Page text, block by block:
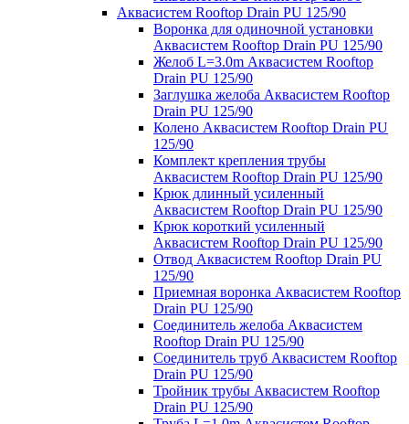
Аквасистем Rooftop Drain PU 125/90
Воронка для одиночной установки
Аквасистем Rooftop Drain PU 125/90
Желоб L=3.0m Аквасистем Rooftop
Drain PU 125/90
Заглушка желоба Аквасистем Rooftop
Drain PU 125/90
Колено Аквасистем Rooftop Drain PU
125/90
Комплект крепления трубы
Аквасистем Rooftop Drain PU 125/90
Крюк длинный усиленный
Аквасистем Rooftop Drain PU 125/90
Крюк короткий усиленный
Аквасистем Rooftop Drain PU 125/90
Отвод Аквасистем Rooftop Drain PU
125/90
Приемная воронка Аквасистем Rooftop
Drain PU 125/90
Соединитель желоба Аквасистем
Rooftop Drain PU 125/90
Соединитель труб Аквасистем Rooftop
Drain PU 125/90
Тройник трубы Аквасистем Rooftop
Drain PU 125/90